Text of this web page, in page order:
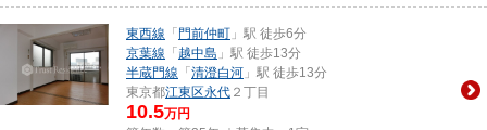
東西線 「 門前仲町 」駅 徒歩6分
京葉線 「 越中島 」駅 徒歩13分
半蔵門線 「 清澄白河 」駅 徒歩13分
東京都江東区永代 ２丁目
10.5万円